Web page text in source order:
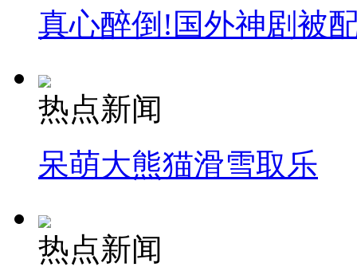
真心醉倒!国外神剧被
热点新闻
呆萌大熊猫滑雪取乐
热点新闻